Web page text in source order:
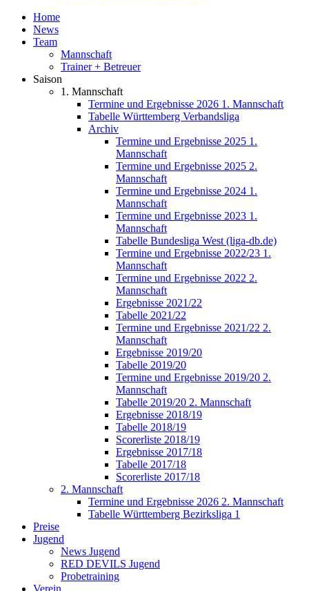
Home
News
Team
Mannschaft
Trainer + Betreuer
Saison
1. Mannschaft
Termine und Ergebnisse 2026 1. Mannschaft
Tabelle Württemberg Verbandsliga
Archiv
Termine und Ergebnisse 2025 1.
Mannschaft
Termine und Ergebnisse 2025 2.
Mannschaft
Termine und Ergebnisse 2024 1.
Mannschaft
Termine und Ergebnisse 2023 1.
Mannschaft
Tabelle Bundesliga West (liga-db.de)
Termine und Ergebnisse 2022/23 1.
Mannschaft
Termine und Ergebnisse 2022 2.
Mannschaft
Ergebnisse 2021/22
Tabelle 2021/22
Termine und Ergebnisse 2021/22 2.
Mannschaft
Ergebnisse 2019/20
Tabelle 2019/20
Termine und Ergebnisse 2019/20 2.
Mannschaft
Tabelle 2019/20 2. Mannschaft
Ergebnisse 2018/19
Tabelle 2018/19
Scorerliste 2018/19
Ergebnisse 2017/18
Tabelle 2017/18
Scorerliste 2017/18
2. Mannschaft
Termine und Ergebnisse 2026 2. Mannschaft
Tabelle Württemberg Bezirksliga 1
Preise
Jugend
News Jugend
RED DEVILS Jugend
Probetraining
Verein